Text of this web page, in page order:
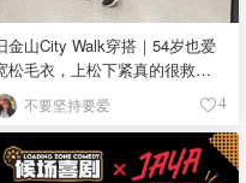
金山City Walk穿搭｜54岁也爱
松毛衣，上松下紧真的很救比
不要坚持要爱 4